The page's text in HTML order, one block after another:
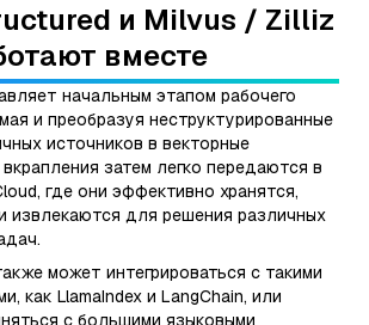
и Milvus / Zilliz
вместе
начальным этапом рабочего
и преобразуя неструктурированные
источников в векторные
затем легко передаются в
где они эффективно хранятся,
извлекаются для решения различных
может интегрироваться с такими
как LlamaIndex и LangChain, или
с большими языковыми